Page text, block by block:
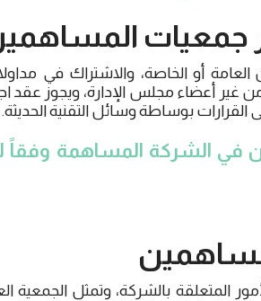
أو الخاصة، والاشتراك في
أعضاء مجلس الإدارة، ويجوز عقد
بوساطة وسائل التقنية الحديثة.
في الشركة المساهمة وفقاً
المتعلقة بالشركة، وتمثل الجمعية